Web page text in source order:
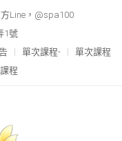
Line，@spa100
1號
單次課程-
單次課程
程